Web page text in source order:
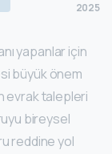
2025
yapanlar için
büyük önem
evrak talepleri
bireysel
reddine yol